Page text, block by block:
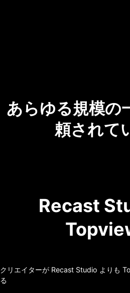
あらゆる規模の
頼されて
Recast
クリエイターが Recast Studio よりも
る